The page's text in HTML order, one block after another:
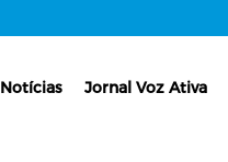
Notícias Jornal Voz Ativa